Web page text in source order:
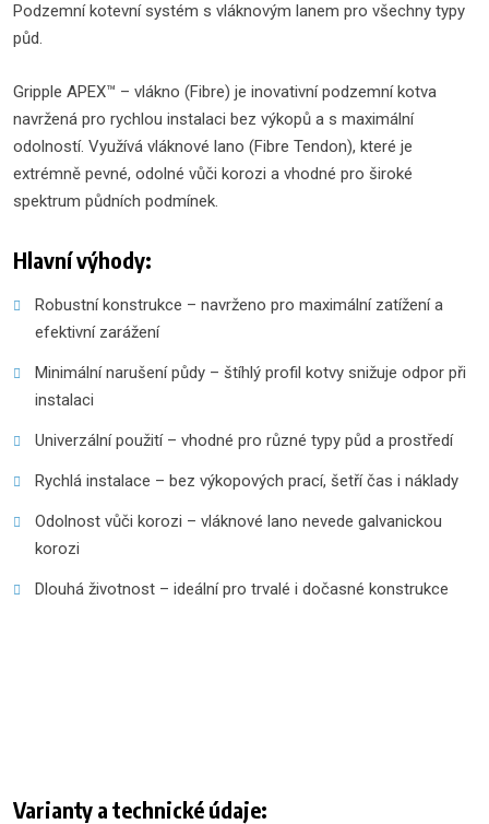
Podzemní kotevní systém s vláknovým lanem pro všechny typy
půd.
Gripple APEX™ – vlákno (Fibre) je inovativní podzemní kotva
navržená pro rychlou instalaci bez výkopů a s maximální
odolností. Využívá vláknové lano (Fibre Tendon), které je
extrémně pevné, odolné vůči korozi a vhodné pro široké
spektrum půdních podmínek.
Hlavní výhody:
Robustní konstrukce – navrženo pro maximální zatížení a
efektivní zarážení
Minimální narušení půdy – štíhlý profil kotvy snižuje odpor při
instalaci
Univerzální použití – vhodné pro různé typy půd a prostředí
Rychlá instalace – bez výkopových prací, šetří čas i náklady
Odolnost vůči korozi – vláknové lano nevede galvanickou
korozi
Dlouhá životnost – ideální pro trvalé i dočasné konstrukce
Varianty a technické údaje: